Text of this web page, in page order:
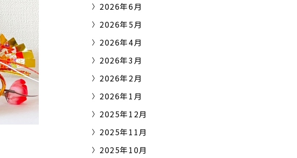
2026年6月
2026年5月
2026年4月
2026年3月
2026年2月
2026年1月
2025年12月
2025年11月
2025年10月